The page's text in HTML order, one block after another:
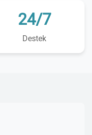
24/7
Destek